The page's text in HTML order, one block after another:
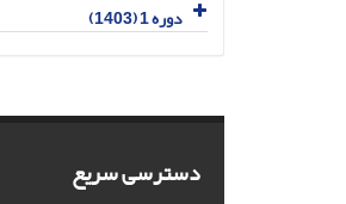
دوره 1 (1403)
دسترسی سریع